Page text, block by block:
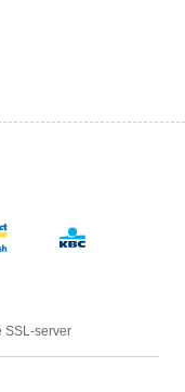
SSL-server